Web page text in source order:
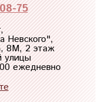
75
Невского",
8М, 2 этаж
улицы
ежедневно